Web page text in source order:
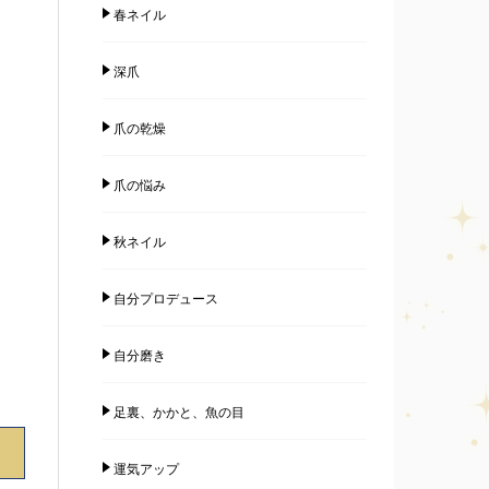
春ネイル
深爪
爪の乾燥
爪の悩み
秋ネイル
自分プロデュース
自分磨き
足裏、かかと、魚の目
運気アップ